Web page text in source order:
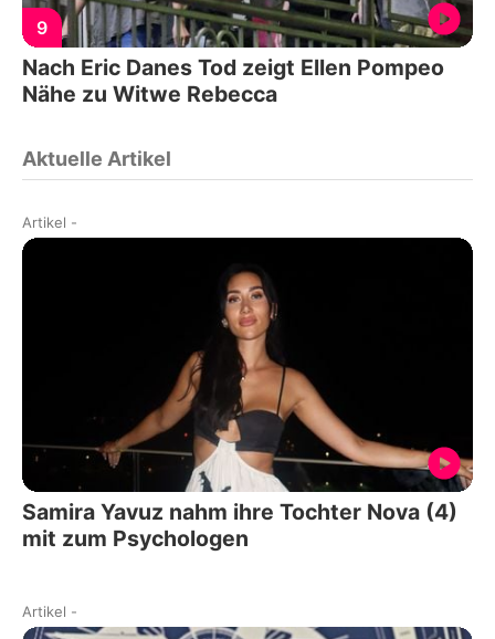
9
Nach Eric Danes Tod zeigt Ellen Pompeo
Nähe zu Witwe Rebecca
Aktuelle Artikel
Artikel -
Samira Yavuz nahm ihre Tochter Nova (4)
mit zum Psychologen
Artikel -